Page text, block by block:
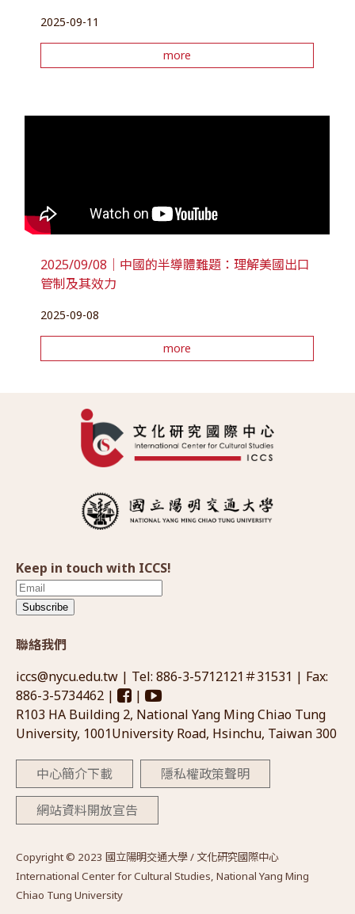
2025-09-11
more
2025/09/08｜中國的半導體難題：理解美國出口
管制及其效力
2025-09-08
more
Keep in touch with ICCS!
Subscribe
聯絡我們
iccs@nycu.edu.tw | Tel: 886-3-5712121＃31531 | Fax:
886-3-5734462 |
|
R103 HA Building 2, National Yang Ming Chiao Tung
University, 1001University Road, Hsinchu, Taiwan 300
中心簡介下載 隱私權政策聲明
網站資料開放宣告
Copyright © 2023 國立陽明交通大學 / 文化研究國際中心
International Center for Cultural Studies, National Yang Ming
Chiao Tung University